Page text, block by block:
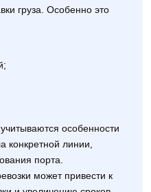
груза. Особенно это
особенности
конкретной линии,
порта.
может привести к